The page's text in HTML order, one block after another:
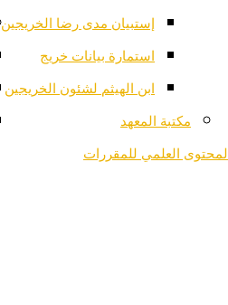
إستبيان مدى رضا الخريجين
استمارة بيانات خريج
ابن الهيثم لشئون الخريجين
مكتبة المعهد
المحتوى العلمي للمقررات